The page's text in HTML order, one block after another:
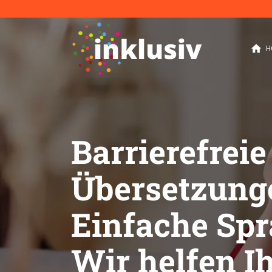
home
Einfache
Wir helfen